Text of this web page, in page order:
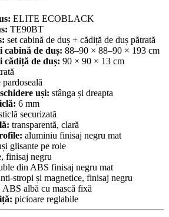
ELITE ECOBLACK
TE90BT
set cabină de duș + cădiță de duș pătrată
cabină de duș: 88–90 × 88–90 × 193 cm
cădiță de duș: 90 × 90 × 13 cm
pardoseală
uși: stânga și dreapta
6 mm
securizată
transparentă, clară
aluminiu finisaj negru mat
glisante pe role
finisaj negru
din ABS finisaj negru mat
stropi și magnetice, finisaj negru
ABS albă cu mască fixă
picioare reglabile